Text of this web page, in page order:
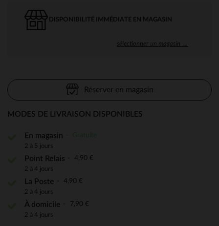
DISPONIBILITÉ IMMÉDIATE EN MAGASIN
sélectionner un magasin →
Réserver en magasin
MODES DE LIVRAISON DISPONIBLES
En magasin
2 à 5 jours
Point Relais 4,90 €
2 à 4 jours
La Poste 4,90 €
2 à 4 jours
À domicile 7,90 €
2 à 4 jours